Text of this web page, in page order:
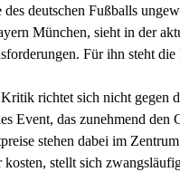
deutschen Fußballs
München, sieht in der
Für ihn steht
richtet sich nicht gegen
Event, das zunehmend den
stehen dabei im
stellt sich